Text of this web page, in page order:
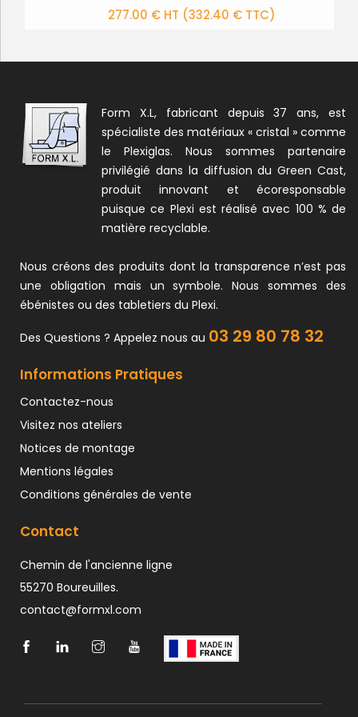
277.00 € HT (332.40 € TTC)
208.00 € HT (249.60 € TTC)
Form X.L, fabricant depuis 37 ans, est
spécialiste des matériaux « cristal » comme
le Plexiglas. Nous sommes partenaire
privilégié dans la diffusion du Green Cast,
produit innovant et écoresponsable
puisque ce Plexi est réalisé avec 100 % de
matière recyclable.
Nous créons des produits dont la transparence n’est pas
une obligation mais un symbole. Nous sommes des
ébénistes ou des tabletiers du Plexi.
Des Questions ? Appelez nous au 03 29 80 78 32
Informations Pratiques
Contactez-nous
Visitez nos ateliers
Notices de montage
Mentions légales
Conditions générales de vente
Contact
Chemin de l'ancienne ligne
55270 Boureuilles.
contact@formxl.com